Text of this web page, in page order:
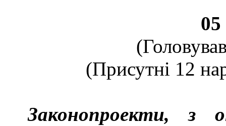
05
(Присутні 12
Законопроекти, з